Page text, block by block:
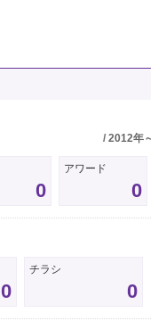
/ 2012年～
0
アワード
0
0
チラシ
0